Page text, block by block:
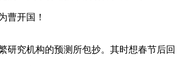
曹开国！
究机构的预测所包抄。其时想春节后回